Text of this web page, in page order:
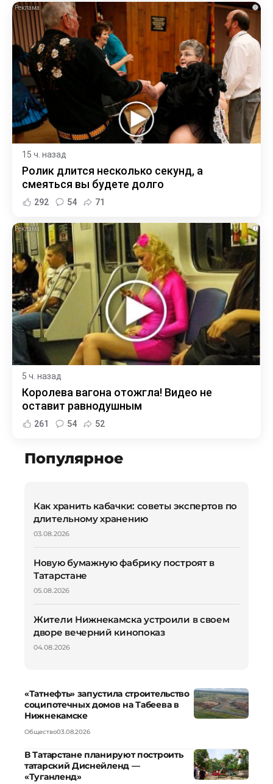
i
15 ч. назад
Ролик длится несколько секунд, а
смеяться вы будете долго
292 54 71
i
5 ч. назад
Королева вагона отожгла! Видео не
оставит равнодушным
261 54 52
Популярное
Как хранить кабачки: советы экспертов по
длительному хранению
03.08.2026
Новую бумажную фабрику построят в
Татарстане
05.08.2026
Жители Нижнекамска устроили в своем
дворе вечерний кинопоказ
04.08.2026
«Татнефть» запустила строительство
соципотечных домов на Табеева в
Нижнекамске
Общество03.08.2026
В Татарстане планируют построить
татарский Диснейленд —
«Туганленд»